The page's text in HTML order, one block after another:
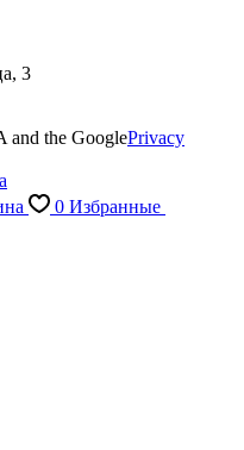
3
and the GooglePrivacy
0 Избранные